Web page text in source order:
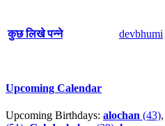
कुछ लिखे पन्ने devbhumi
Upcoming Calendar
Upcoming Birthdays: alochan (43),